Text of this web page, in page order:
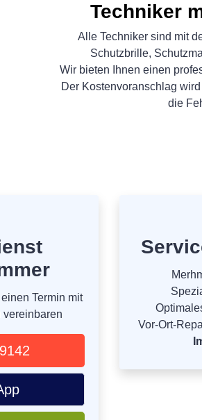
Techniker
Alle Techniker sind mit
Schutzbrille,
Wir bieten Ihnen einen
Der Kostenvoranschlag
die
Termin mit
vereinbaren
Vor-Ort-